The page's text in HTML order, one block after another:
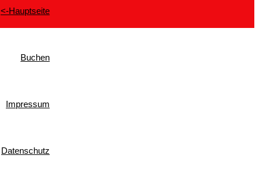
<-Hauptseite
Buchen
Impressum
Datenschutz